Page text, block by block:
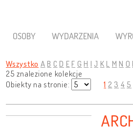
OSOBY WYDARZENIA
Wszystko A B C D E F G H I J K L M N O
25 znalezione kolekcje
Obiekty na stronie:
1 2 3 4 5